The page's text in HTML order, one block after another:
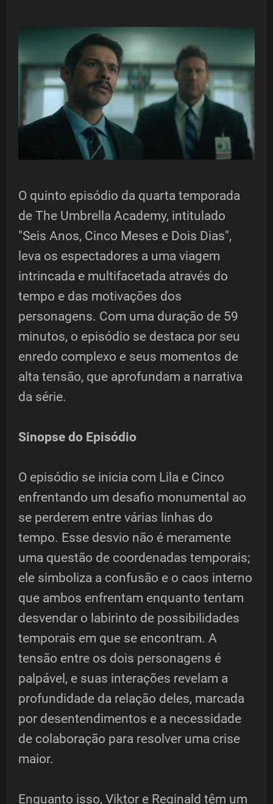
O quinto episódio da quarta temporada
de The Umbrella Academy, intitulado
"Seis Anos, Cinco Meses e Dois Dias",
leva os espectadores a uma viagem
intrincada e multifacetada através do
tempo e das motivações dos
personagens. Com uma duração de 59
minutos, o episódio se destaca por seu
enredo complexo e seus momentos de
alta tensão, que aprofundam a narrativa
da série.
Sinopse do Episódio
O episódio se inicia com Lila e Cinco
enfrentando um desafio monumental ao
se perderem entre várias linhas do
tempo. Esse desvio não é meramente
uma questão de coordenadas temporais;
ele simboliza a confusão e o caos interno
que ambos enfrentam enquanto tentam
desvendar o labirinto de possibilidades
temporais em que se encontram. A
tensão entre os dois personagens é
palpável, e suas interações revelam a
profundidade da relação deles, marcada
por desentendimentos e a necessidade
de colaboração para resolver uma crise
maior.
Enquanto isso, Viktor e Reginald têm um